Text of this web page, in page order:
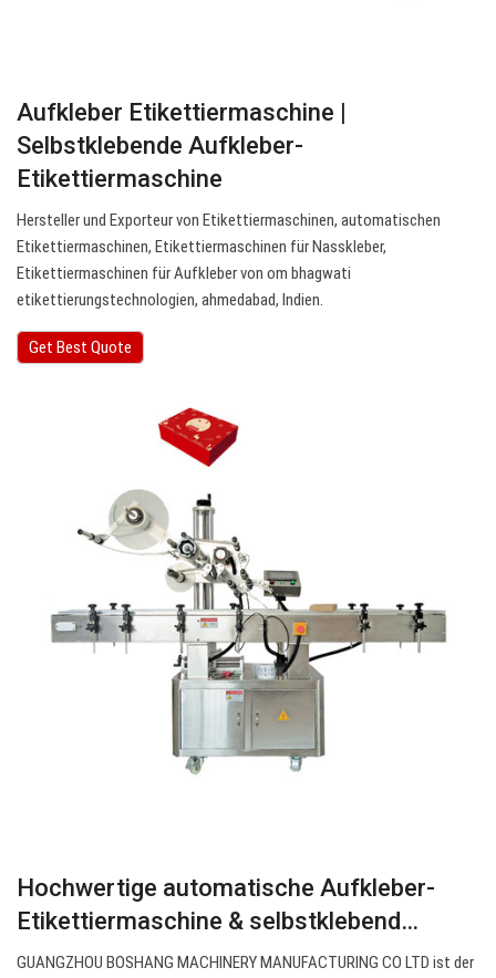
Aufkleber Etikettiermaschine |
Selbstklebende Aufkleber-
Etikettiermaschine
Hersteller und Exporteur von Etikettiermaschinen, automatischen
Etikettiermaschinen, Etikettiermaschinen für Nasskleber,
Etikettiermaschinen für Aufkleber von om bhagwati
etikettierungstechnologien, ahmedabad, Indien.
Get Best Quote
Hochwertige automatische Aufkleber-
Etikettiermaschine & selbstklebend…
GUANGZHOU BOSHANG MACHINERY MANUFACTURING CO LTD ist der